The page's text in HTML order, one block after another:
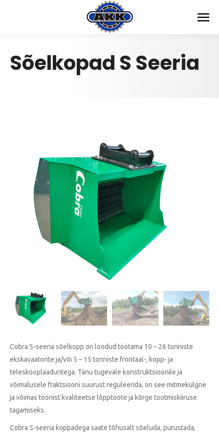
Sõelkopad S Seeria
Cobra S-seeria sõelkopp on loodud töötama 10 – 26 tonniste
ekskavaatorite ja/või 5 – 15 tonniste frontaal-, kopp- ja
teleskooplaaduritega. Tänu tugevale konstruktsioonile ja
võimalusele fraktsiooni suurust reguleerida, on see mitmekülgne
ja võimas tööriist kvaliteetse lõpptoote ja kõrge tootmiskiiruse
tagamiseks.
Cobra S-seeria koppadega saate tõhusalt sõeluda, purustada,